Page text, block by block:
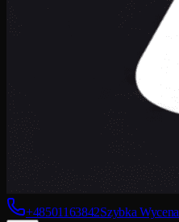
+48501163842Szybka Wycena